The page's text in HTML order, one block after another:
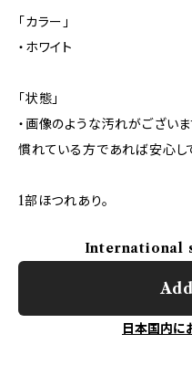
「カラー」
・ホワイト
「状態」
・画像のような汚れがござい
慣れている方であれば安心し
1部ほつれあり。
International
日本国内に